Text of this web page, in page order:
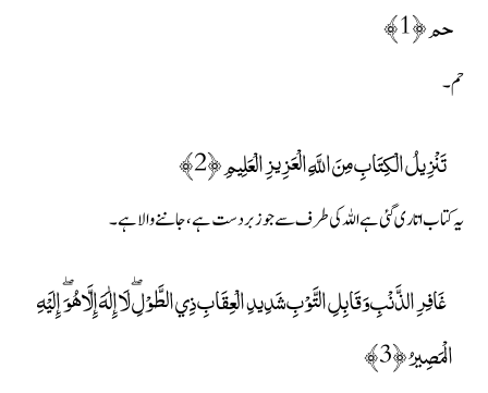
حم ﴿1﴾
حم۔
تَنْزِيلُ الْكِتَابِ مِنَ اللَّهِ الْعَزِيزِ الْعَلِيمِ ﴿2﴾
یہ کتاب اتاری گئی ہے اللہ کی طرف سے جو زبردست ہے، جاننے والا ہے۔
غَافِرِ الذَّنْبِ وَقَابِلِ التَّوْبِ شَدِيدِ الْعِقَابِ ذِي الطَّوْلِ ۖ لَا إِلَٰهَ إِلَّا هُوَ ۖ إِلَيْهِ
الْمَصِيرُ ﴿3﴾